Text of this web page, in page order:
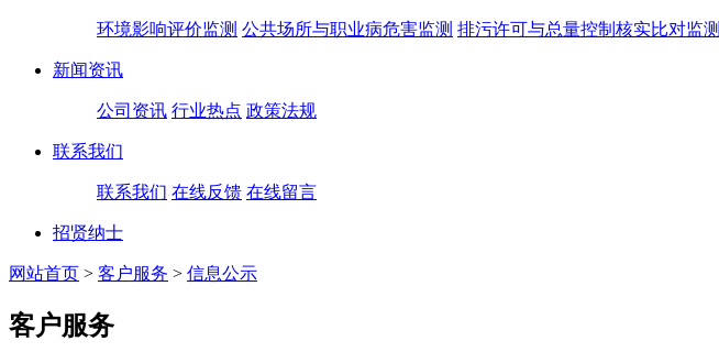
环境影响评价监测 公共场所与职业病危害监测 排污许可与总量控制核实比对监测
新闻资讯
公司资讯 行业热点 政策法规
联系我们
联系我们 在线反馈 在线留言
招贤纳士
网站首页 > 客户服务 > 信息公示
客户服务